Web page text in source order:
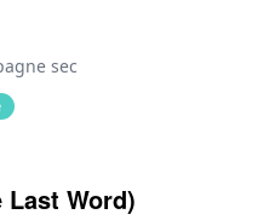
sec
Last Word)